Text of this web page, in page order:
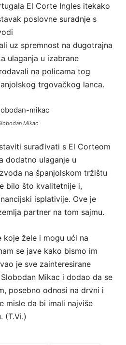
El Corte Ingles itekako
poslovne suradnje s
uz spremnost na dugotrajna
ulaganja u izabrane
na policama tog
trgovačkog lanca.
Mikac
surađivati s El Corteom
dodatno ulaganje u
na španjolskom tržištu
bilo što kvalitetnije i,
isplativije. Ove je
partner na tom sajmu.
žele i mogu ući na
se jave kako bismo im
je sve zainteresirane
Mikac i dodao da se
posebno odnosi na drvni i
misle da bi imali najviše
(T.Vi.)